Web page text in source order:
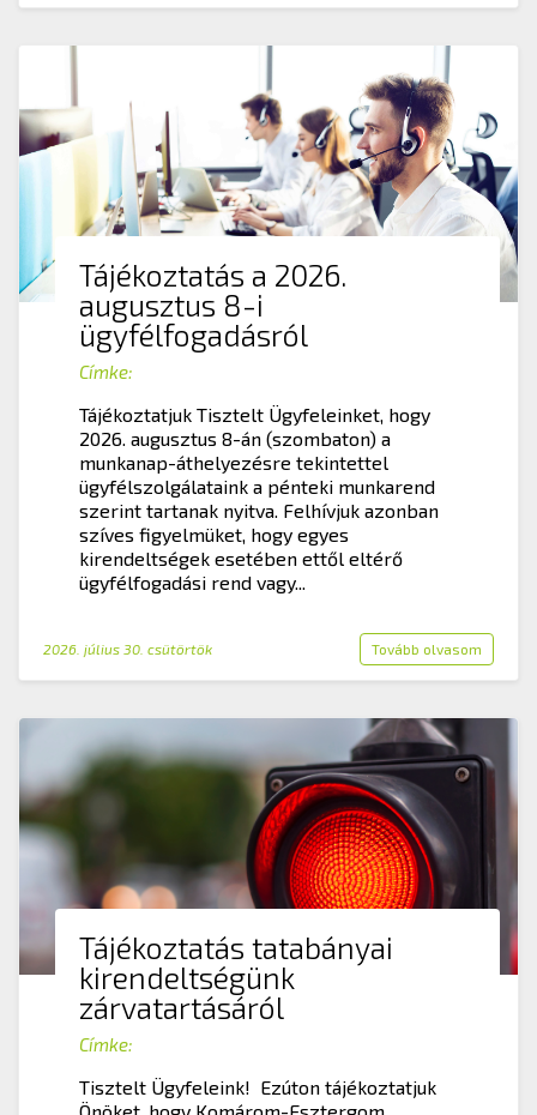
Tájékoztatás a 2026.
augusztus 8-i
ügyfélfogadásról
Címke:
Tájékoztatjuk Tisztelt Ügyfeleinket, hogy
2026. augusztus 8-án (szombaton) a
munkanap-áthelyezésre tekintettel
ügyfélszolgálataink a pénteki munkarend
szerint tartanak nyitva. Felhívjuk azonban
szíves figyelmüket, hogy egyes
kirendeltségek esetében ettől eltérő
ügyfélfogadási rend vagy...
2026. július 30. csütörtök Tovább olvasom
Tájékoztatás tatabányai
kirendeltségünk
zárvatartásáról
Címke:
Tisztelt Ügyfeleink! Ezúton tájékoztatjuk